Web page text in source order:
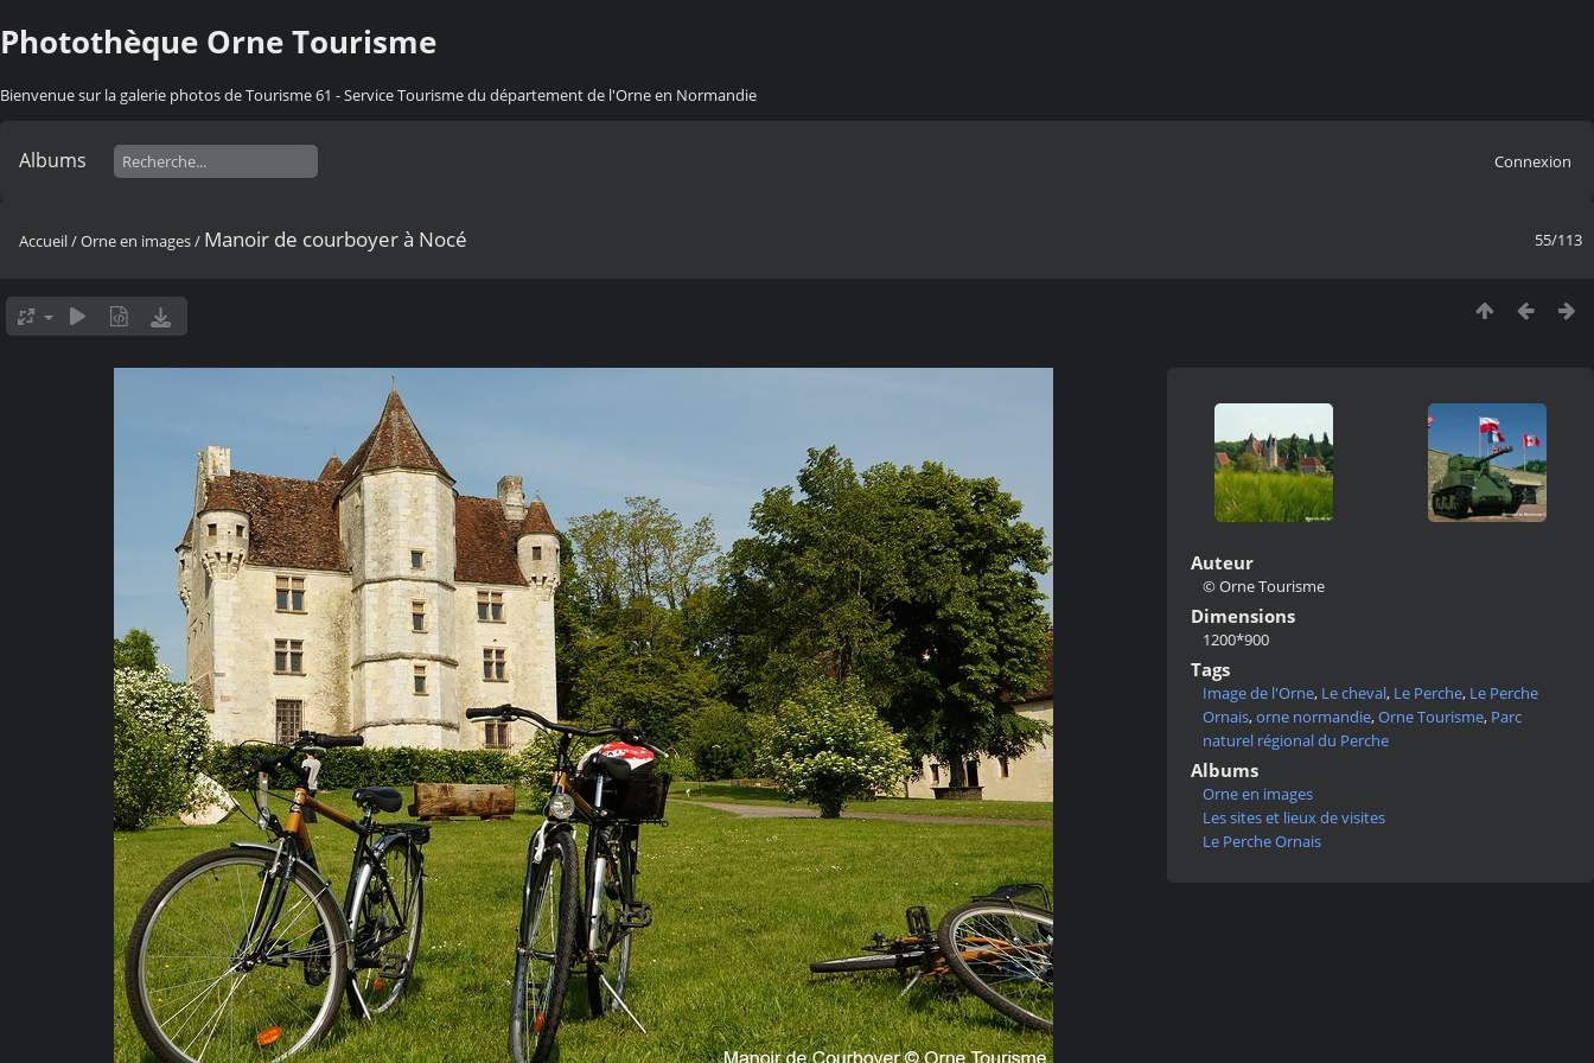
Photothèque Orne Tourisme
Bienvenue sur la galerie photos de Tourisme 61 - Service Tourisme du département de l'Orne en Normandie
Albums Connexion
55/113
Accueil/Orne en images/ Manoir de courboyer à Nocé
Auteur
© Orne Tourisme
Dimensions
1200*900
Tags
Image de l'Orne, Le cheval, Le Perche, Le Perche
Ornais,orne normandie,Orne Tourisme, Parc
naturel régional du Perche
Albums
Orne en images
Les sites et lieux de visites
Le Perche Ornais